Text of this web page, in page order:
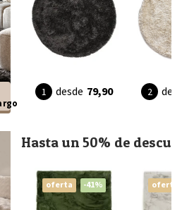
desde 79,90
Hasta un 50% de
oferta -41% oferta